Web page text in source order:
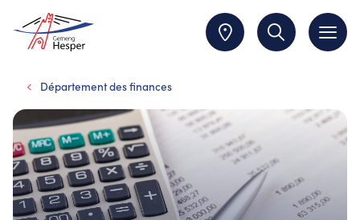
Département des finances